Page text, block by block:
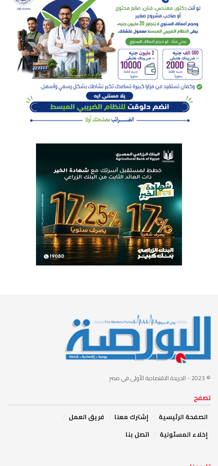
© 2023 - الجريدة الاقتصادية الأولى في مصر
تصفح
الصفحة الرئيسية
إشترك معنا
فريق العمل
إخلاء المسئولية
اتصل بنا